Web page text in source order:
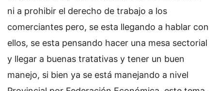
ni a prohibir el derecho de trabajo a los
comerciantes pero, se esta llegando a hablar con
ellos, se esta pensando hacer una mesa sectorial
y llegar a buenas tratativas y tener un buen
manejo, si bien ya se está manejando a nivel